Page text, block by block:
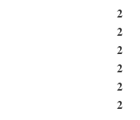
2
2
2
2
2
2